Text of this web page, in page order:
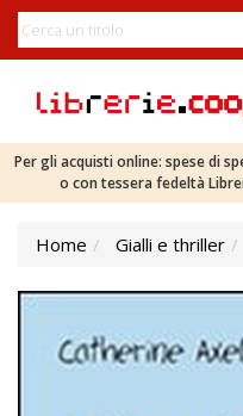
Per gli acquisti online: spese di
o con tessera fedeltà
Home Gialli e thriller